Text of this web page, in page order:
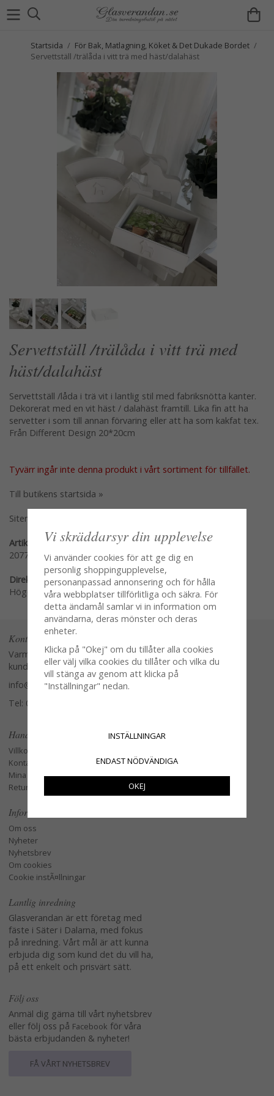
Startsida / För Bak, Matlagning, Köket & Det Dukade Bordet /
Servettställ /trälåda i vitt trä med häst/dalahäst
Servettställ /trälåda i vitt trä med
häst/dalahäst
Servettställ /låda i trä vit i lantlig stil med fabriksnötta kanter.
Dekorerat med en vit häst / dalahäst framtill. Lika fin att ha
servetter i som till annan förvaring eller att ha som kakfat tex.
Från Different Design 20*20cm
Tyvärr ingår inte denna produkt i vårt sortiment för tillfället.
Till butikens startsida »
Sitemap »
Artikelnummer:
2077
Direktlänk:
Högerklicka och kopiera adressen
Kontakta oss
Varmt välkommen att kontakta vår
kundtjänst.
info@glasverandan.se
Tel: 079-3495968
Handla
Villkor
Kontakta oss
Mina favoriter
Retur och Reklamation
Information
Om oss
Nyheter
Nyhetsbrev
Om cookies
Cookie instÃ¤llningar
Lantlig inredning
Glasverandan är ett företag med
fäste i Säter i Dalarna, med fokus
på inredning. Vårt mål är att kunna
erbjuda dig som kund det du vill ha,
på ett enkelt och prisvärt sätt.
Följ oss
Anmäl dig gärna till vårt nyhetsbrev
eller följ oss på Facebook för våra
bästa erbjudanden & nyheter!
FÅ VÅRT NYHETSBREV
Vi skräddarsyr din upplevelse
Vi använder cookies för att ge dig en
personlig shoppingupplevelse,
personanpassad annonsering och för hålla
våra webbplatser tillförlitliga och säkra. För
detta ändamål samlar vi in information om
användarna, deras mönster och deras
enheter.
Klicka på "Okej" om du tillåter alla cookies
eller välj vilka cookies du tillåter och vilka du
vill stänga av genom att klicka på
"Inställningar" nedan.
INSTÄLLNINGAR
ENDAST NÖDVÄNDIGA
OKEJ